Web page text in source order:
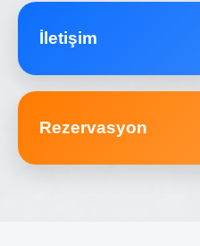
İletişim
Rezervasyon